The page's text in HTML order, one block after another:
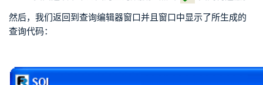
然后，我们返回到查询编辑器窗口并且窗口中显示了所生成的
查询代码：